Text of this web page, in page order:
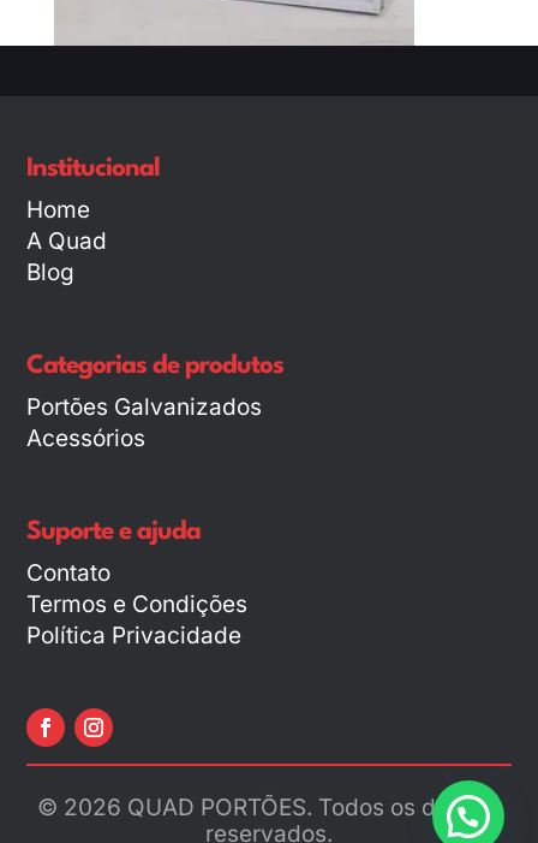
Institucional
Home
A Quad
Blog
Categorias de produtos
Portões Galvanizados
Acessórios
Suporte e ajuda
Contato
Termos e Condições
Política Privacidade
© 2026 QUAD PORTÕES. Todos os direitos
reservados.